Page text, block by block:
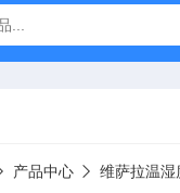
产品中心 维萨拉温湿